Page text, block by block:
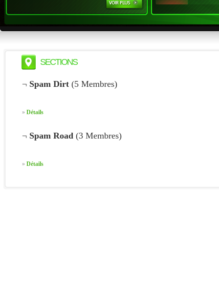
SECTIONS
¬ Spam Dirt (5 Membres)
» Détails
¬ Spam Road (3 Membres)
» Détails